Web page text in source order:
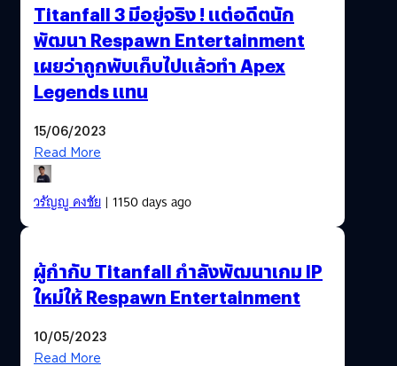
Titanfall 3 มีอยู่จริง ! แต่อดีตนัก
พัฒนา Respawn Entertainment
เผยว่าถูกพับเก็บไปแล้วทำ Apex
Legends แทน
15/06/2023
Read More
วรัญญู คงชัย| 1150 days ago
ผู้กำกับ Titanfall กำลังพัฒนาเกม IP
ใหม่ให้ Respawn Entertainment
10/05/2023
Read More